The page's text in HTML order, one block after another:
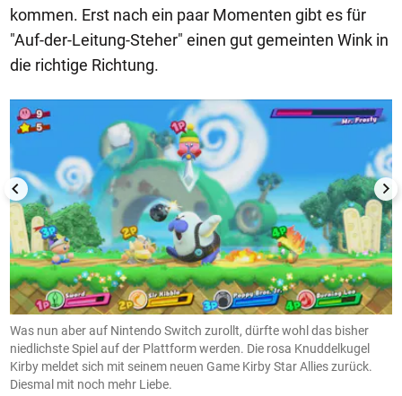
kommen. Erst nach ein paar Momenten gibt es für
"Auf-der-Leitung-Steher" einen gut gemeinten Wink in
die richtige Richtung.
1/10
Was nun aber auf Nintendo Switch zurollt, dürfte wohl das bisher
niedlichste Spiel auf der Plattform werden. Die rosa Knuddelkugel
Kirby meldet sich mit seinem neuen Game Kirby Star Allies zurück.
Diesmal mit noch mehr Liebe.